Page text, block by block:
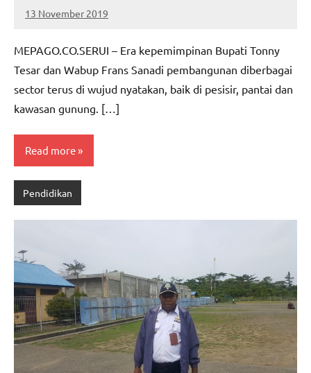
13 November 2019
MEPAGO
No
MEPAGO.CO.SERUI – Era kepemimpinan Bupati Tonny
Tesar dan Wabup Frans Sanadi pembangunan diberbagai
sector terus di wujud nyatakan, baik di pesisir, pantai dan
kawasan gunung. […]
Read more
Pendidikan